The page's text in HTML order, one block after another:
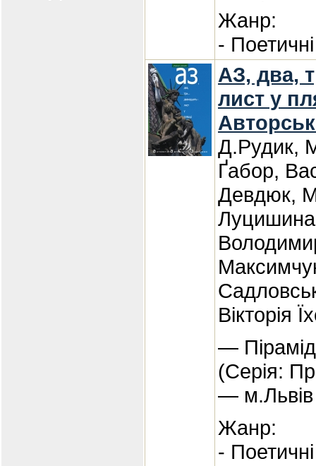
Жанр:
- Поетичні
АЗ, два,
лист у
Д.Рудик,
Ґабор,
Девдюк,
Вікторія
—
(Серія:
— м.Львів
Жанр:
- Поетичні